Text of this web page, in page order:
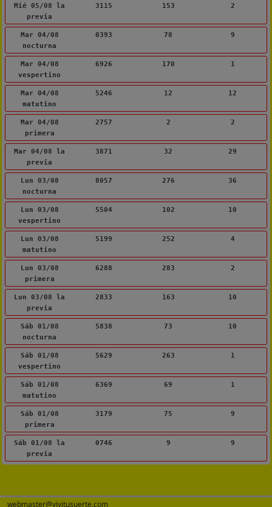
Mié 05/08 la
previa
3115 153 2
Mar 04/08
nocturna
0393 78 9
Mar 04/08
vespertino
6926 170 1
Mar 04/08
matutino
5246 12 12
Mar 04/08
primera
2757 2 2
Mar 04/08 la
previa
3871 32 29
Lun 03/08
nocturna
8057 276 36
Lun 03/08
vespertino
5504 102 10
Lun 03/08
matutino
5199 252 4
Lun 03/08
primera
6288 283 2
Lun 03/08 la
previa
2833 163 10
Sáb 01/08
nocturna
5838 73 10
Sáb 01/08
vespertino
5629 263 1
Sáb 01/08
matutino
6369 69 1
Sáb 01/08
primera
3179 75 9
Sáb 01/08 la
previa
0746 9 9
webmaster@vivitusuerte.com